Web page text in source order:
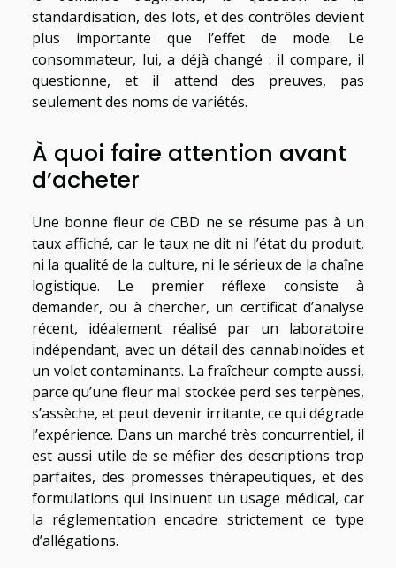
standardisation, des lots, et des contrôles devient
plus importante que l’effet de mode. Le
consommateur, lui, a déjà changé : il compare, il
questionne, et il attend des preuves, pas
seulement des noms de variétés.
À quoi faire attention avant
d’acheter
Une bonne fleur de CBD ne se résume pas à un
taux affiché, car le taux ne dit ni l’état du produit,
ni la qualité de la culture, ni le sérieux de la chaîne
logistique. Le premier réflexe consiste à
demander, ou à chercher, un certificat d’analyse
récent, idéalement réalisé par un laboratoire
indépendant, avec un détail des cannabinoïdes et
un volet contaminants. La fraîcheur compte aussi,
parce qu’une fleur mal stockée perd ses terpènes,
s’assèche, et peut devenir irritante, ce qui dégrade
l’expérience. Dans un marché très concurrentiel, il
est aussi utile de se méfier des descriptions trop
parfaites, des promesses thérapeutiques, et des
formulations qui insinuent un usage médical, car
la réglementation encadre strictement ce type
d’allégations.